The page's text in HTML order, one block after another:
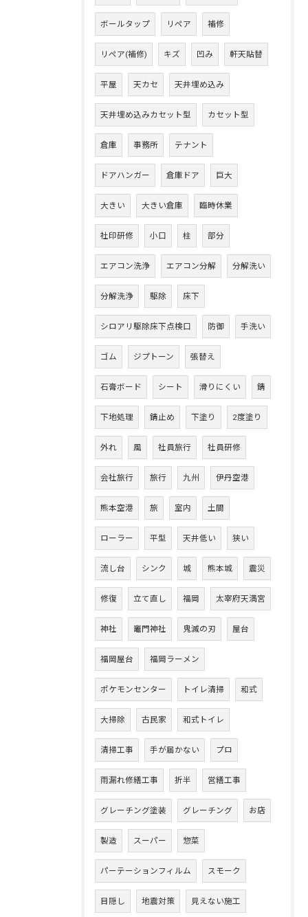
ボールタップ リペア 補修
リペア(補修) キズ 凹み 軒天貼替
平屋 天カセ 天井埋め込み
天井埋め込みカセット型 カセット型
倉庫 事務所 テナント
ドアハンガー 倉庫ドア 巨大
大きい 大きい倉庫 臨時休業
社印研修 小口 柱 部分
エアコン洗浄 エアコン分解 分解洗い
分解洗浄 駆除 床下
シロアリ駆除床下点検口 防御 手洗い
ゴム ジプトーン 張替え
石膏ボード シート 滑りにくい 錆
下地処理 錆止め 下塗り 2度塗り
外れ 風 社員旅行 社員研修
会社旅行 旅行 九州 伊丹空港
熊本空港 旅 室内 土間
ローラー 平型 天井低い 狭い
流し台 シンク 城 熊本城 震災
修復 立て直し 福岡 太宰府天満宮
神社 竈門神社 鬼滅の刃 屋台
福岡屋台 福岡ラーメン
ポケモンセンター トイレ清掃 和式
大掃除 古民家 和式トイレ
清掃工事 手が届かない プロ
雨漏れ修繕工事 折半 営繕工事
グレーチング塗装 グレーチング お店
製造 スーパー 惣菜
パーテーションフィルム スモーク
目隠し 地震対策 見えない施工